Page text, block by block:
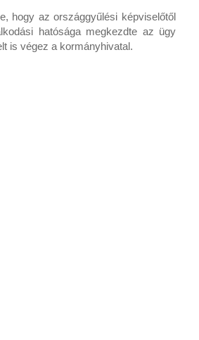
hogy az országgyűlési képviselőtől
hatósága megkezdte az ügy
is végez a kormányhivatal.